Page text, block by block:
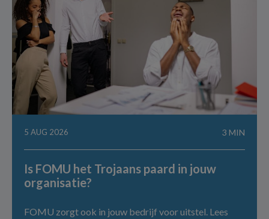
5 AUG 2026 3 MIN
Is FOMU het Trojaans paard in jouw
organisatie?
FOMU zorgt ook in jouw bedrijf voor uitstel. Lees